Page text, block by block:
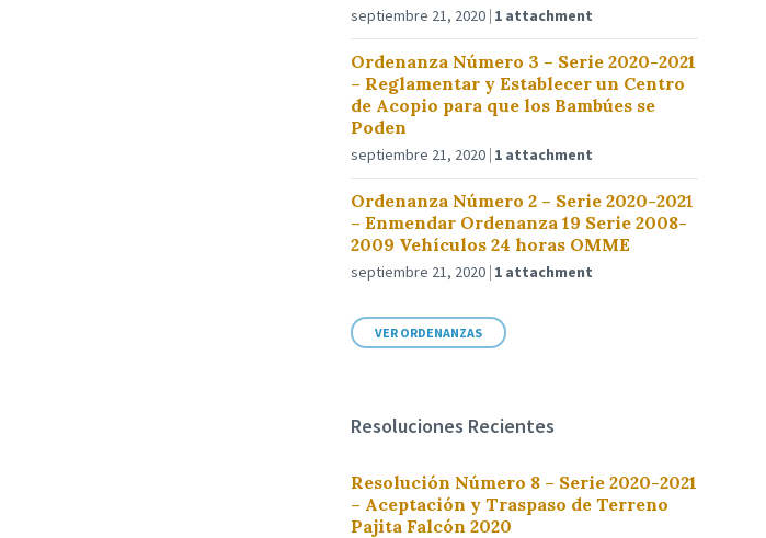
septiembre 21, 2020 1 attachment
Ordenanza Número 3 – Serie 2020-2021
– Reglamentar y Establecer un Centro
de Acopio para que los Bambúes se
Poden
septiembre 21, 2020 1 attachment
Ordenanza Número 2 – Serie 2020-2021
– Enmendar Ordenanza 19 Serie 2008-
2009 Vehículos 24 horas OMME
septiembre 21, 2020 1 attachment
VER ORDENANZAS
Resoluciones Recientes
Resolución Número 8 – Serie 2020-2021
– Aceptación y Traspaso de Terreno
Pajita Falcón 2020